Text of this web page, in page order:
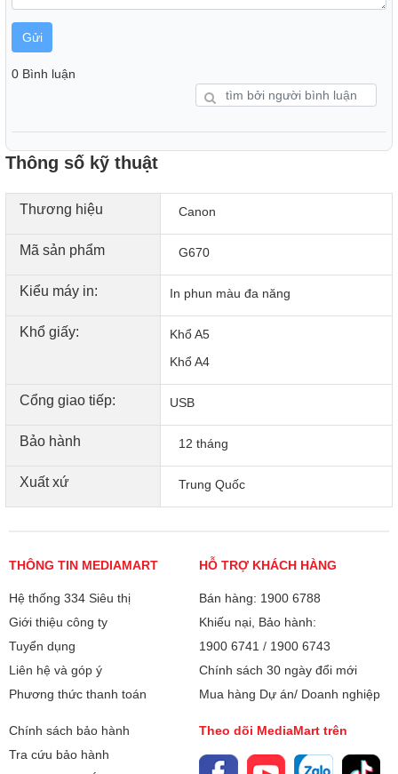
ngữ, catalogue… đầy tính nghệ thuật.
Độ phân giải in lên đến 4800 x 1200 dpi cho ra sản phẩm,
hình ảnh, chữ viết sắc nét.
Màn hình LCD đơn 2 dòng.
Được trang bị màn hình LCD 2 dòng để dễ dàng điều
hướng và xác nhận cài đặt in, tránh sự nhầm lẫn không
đáng có.
Gửi
0 Bình luận
Thông số kỹ thuật
Thương hiệu Canon
Mã sản phẩm G670
Kiểu máy in: In phun màu đa năng
Khổ giấy:
Khổ A5
Khổ A4
Cổng giao tiếp: USB
Bảo hành 12 tháng
Xuất xứ Trung Quốc
THÔNG TIN MEDIAMART
Hệ thống 334 Siêu thị
Giới thiệu công ty
Tuyển dụng
Liên hệ và góp ý
Phương thức thanh toán
HỖ TRỢ KHÁCH HÀNG
Bán hàng: 1900 6788
Khiếu nại, Bảo hành:
1900 6741 / 1900 6743
Chính sách 30 ngày đổi mới
Mua hàng Dự án/ Doanh nghiệp
Chính sách bảo hành
Tra cứu bảo hành
Theo dõi MediaMart trên